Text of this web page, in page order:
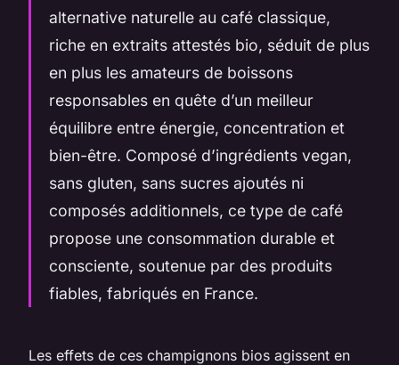
alternative naturelle au café classique,
riche en extraits attestés bio, séduit de plus
en plus les amateurs de boissons
responsables en quête d’un meilleur
équilibre entre énergie, concentration et
bien-être. Composé d’ingrédients vegan,
sans gluten, sans sucres ajoutés ni
composés additionnels, ce type de café
propose une consommation durable et
consciente, soutenue par des produits
fiables, fabriqués en France.
Les effets de ces champignons bios agissent en